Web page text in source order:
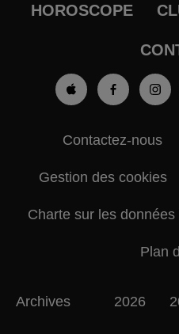
HOROSCOPE
Contactez-nous
Gestion des cookies
Charte sur les
Plan
Archives 2026